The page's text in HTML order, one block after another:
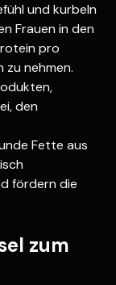
und kurbeln
Frauen in den
pro
zu nehmen.
den
Fette aus
fördern die
zum